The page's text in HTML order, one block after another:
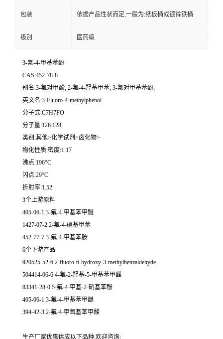
包装 依据产品性状而定,一般为:纸板桶或镀锌铁桶
级别 医药级
3-氟-4-甲基苯酚
CAS:452-78-8
别名:3-氟对甲酚; 2-氟-4-羟基甲苯; 3-氟对甲基苯酚;
英文名:3-Fluoro-4-methylphenol
分子式:C7H7FO
分子量:126.128
类别:其他>化学试剂>卤化物>
物化性质:密度:1.17
沸点:196°C
闪点:29°C
折射率:1.52
3个上游原料
405-06-1 3-氟-4-甲基苯甲醚
1427-07-2 2-氟-4-硝基甲苯
452-77-7 3-氟-4-甲基苯胺
6个下游产品
920525-52-6 2-fluoro-6-hydroxy-3-methylbenzaldehyde
504414-06-6 4-氟-2-羟基-5-甲基苯甲醛
83341-28-0 5-氟-4-甲基-2-硝基苯酚
405-06-1 3-氟-4-甲基苯甲醚
394-42-3 2-氟-4-甲氧基苯甲酸
生产厂家优惠供应以下品种,欢迎咨询: